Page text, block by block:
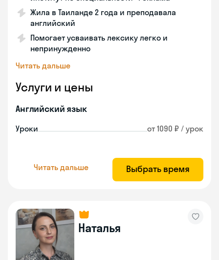
Жила в Таиланде 2 года и преподавала
английский
Помогает усваивать лексику легко и
непринужденно
Читать дальше
Услуги и цены
Английский язык
Уроки от 1090 ₽ / урок
Читать дальше Выбрать время
Наталья